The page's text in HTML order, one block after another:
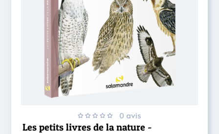
0 avis
Les petits livres de la nature -